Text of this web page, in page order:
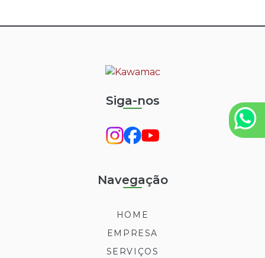
Siga-nos
Navegação
HOME
EMPRESA
SERVIÇOS